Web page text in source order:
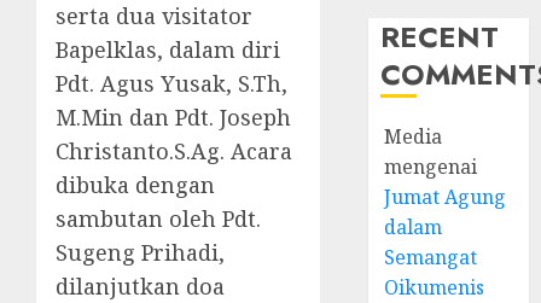
serta dua visitator
Bapelklas, dalam diri
Pdt. Agus Yusak, S.Th,
M.Min dan Pdt. Joseph
Christanto.S.Ag. Acara
dibuka dengan
sambutan oleh Pdt.
Sugeng Prihadi,
dilanjutkan doa
RECENT
Media
mengenai
Jumat Agung
dalam
Semangat
Oikumenis